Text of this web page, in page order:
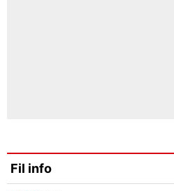
Fil info